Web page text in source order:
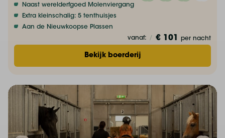
Naast werelderfgoed Molenviergang
Extra kleinschalig: 5 tenthuisjes
Aan de Nieuwkoopse Plassen
vanaf: / € 101 per nacht
Bekijk boerderij